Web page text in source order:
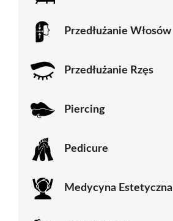
Przedłużanie Włosów
Przedłużanie Rzęs
Piercing
Pedicure
Medycyna Estetyczna